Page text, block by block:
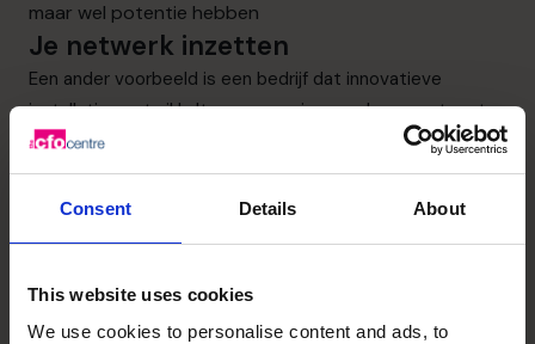
Consent Details About
This website uses cookies
We use cookies to personalise content and ads, to
maar wel potentie hebben
Je netwerk inzetten
Een ander voorbeeld is een bedrijf dat innovatieve
installaties ontwikkelt – een vernieuwend concept met
veel groeipotentie, maar zonder winstcijfers of
onderpand. Banken en investeerders vonden het te
risicovol. In plaats van een standaardlening koppelde ik
opent nu deuren naar informele investeerders –
zogehetenbelievers– die bereid zijn te investeren in